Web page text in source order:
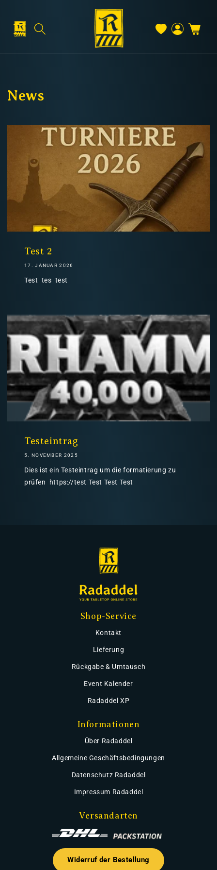
Inhalt
Warenkorb
News
Test 2
17. JANUAR 2026
Test tes test
Testeintrag
5. NOVEMBER 2025
Dies ist ein Testeintrag um die formatierung zu
prüfen https://test Test Test Test
Shop-Service
Kontakt
Lieferung
Rückgabe & Umtausch
Event Kalender
Radaddel XP
Informationen
Über Radaddel
Allgemeine Geschäftsbedingungen
Datenschutz Radaddel
Impressum Radaddel
Versandarten
Widerruf der Bestellung
Versand & Lieferung
Kostenloser Versand
Deutschland: ab69 €
Österreich & EU: ab
200 €
Nicht-EU: kein kostenloser Versand
Lieferungen in Nicht-EU-Länder (z. B. Schweiz)